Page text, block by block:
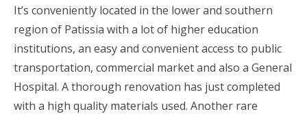
It’s conveniently located in the lower and southern
region of Patissia with a lot of higher education
institutions, an easy and convenient access to public
transportation, commercial market and also a General
Hospital. A thorough renovation has just completed
with a high quality materials used. Another rare